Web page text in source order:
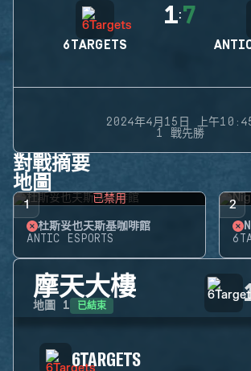
6TARGETS
1:7
2024年4月15日 上午
1 戰先勝
對戰摘要
地圖
1 已禁用
杜斯妥也夫斯基咖啡館
ANTIC ESPORTS
2
摩天大樓
地圖 1 已結束
6TARGETS